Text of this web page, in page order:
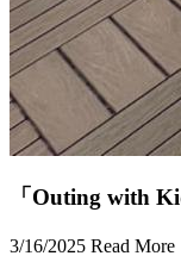
「Outing with
3/16/2025 Read